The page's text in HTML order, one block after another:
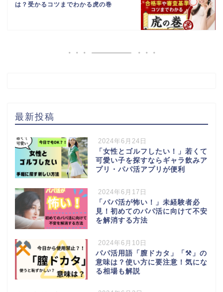
は？受かるコツまでわかる虎の巻
最新投稿
2024年6月24日
「女性とゴルフしたい！」若くて
可愛い子を探すならギャラ飲みア
プリ・パパ活アプリが便利
2024年6月17日
「パパ活が怖い！」未経験者必
見！初めてのパパ活に向けて不安
を解消する方法
2024年6月10日
パパ活用語「膣ドカタ」「⚒️」の
意味は？使い方に要注意！気にな
る相場も解説